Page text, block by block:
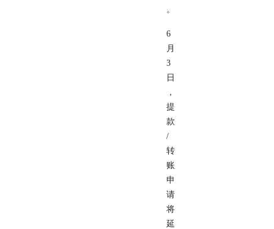
。
6
月
3
日
，
提
款
/
转
账
申
请
将
延